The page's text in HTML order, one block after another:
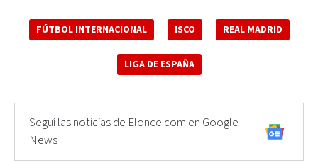
FÚTBOL INTERNACIONAL ISCO REAL MADRID
LIGA DE ESPAÑA
Seguí las noticias de Elonce.com en Google
News